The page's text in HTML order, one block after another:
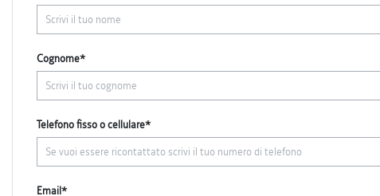
Cognome*
Telefono fisso o cellulare*
Email*